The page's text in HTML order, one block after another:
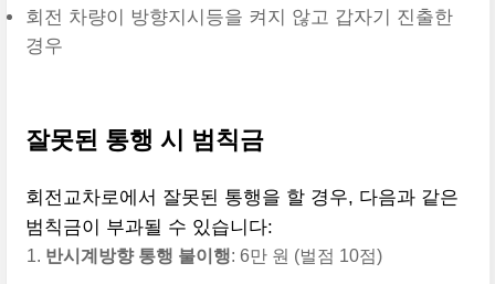
회전 차량이 방향지시등을 켜지 않고 갑자기 진출한
경우
잘못된 통행 시 범칙금
회전교차로에서 잘못된 통행을 할 경우, 다음과 같은
범칙금이 부과될 수 있습니다:
반시계방향 통행 불이행: 6만 원 (벌점 10점)